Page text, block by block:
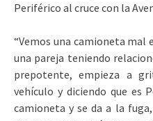
Periférico al cruce con la
“Vemos una camioneta mal
una pareja teniendo
prepotente, empieza a
vehículo y diciendo que es
camioneta y se da a la